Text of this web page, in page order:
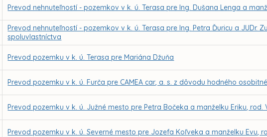
Prevod nehnuteľností - pozemkov v k. ú. Terasa pre Ing. Dušana Lenga a
Prevod nehnuteľností - pozemkov v k. ú. Terasa pre Ing. Petra Ďuricu a JUDr.
spoluvlastníctva
Prevod pozemku v k. ú. Terasa pre Mariána Džuňa
Prevod pozemku v k. ú. Furča pre CAMEA car, a. s. z dôvodu hodného
Prevod pozemku v k. ú. Južné mesto pre Petra Bočeka a manželku Eriku, rod.
Prevod pozemku v k. ú. Severné mesto pre Jozefa Koľveka a manželku Evu,